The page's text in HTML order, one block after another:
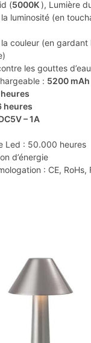
(5000K ), Lumière
luminosité (en
couleur (en gardant
les gouttes
: 5200 mAh
heures
– 1A
Led : 50.000 heures
d’énergie
: CE, RoHs,